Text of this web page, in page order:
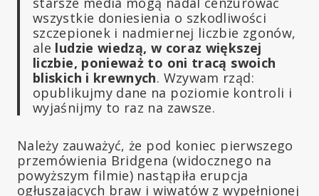
wszystkie doniesienia o szkodliwości
szczepionek i nadmiernej liczbie zgonów,
ale ludzie wiedzą, w coraz większej
liczbie, ponieważ to oni tracą swoich
bliskich i krewnych. Wzywam rząd:
opublikujmy dane na poziomie kontroli i
wyjaśnijmy to raz na zawsze.
Należy zauważyć, że pod koniec pierwszego
przemówienia Bridgena (widocznego na
powyższym filmie) nastąpiła erupcja
ogłuszających braw i wiwatów z wypełnionej